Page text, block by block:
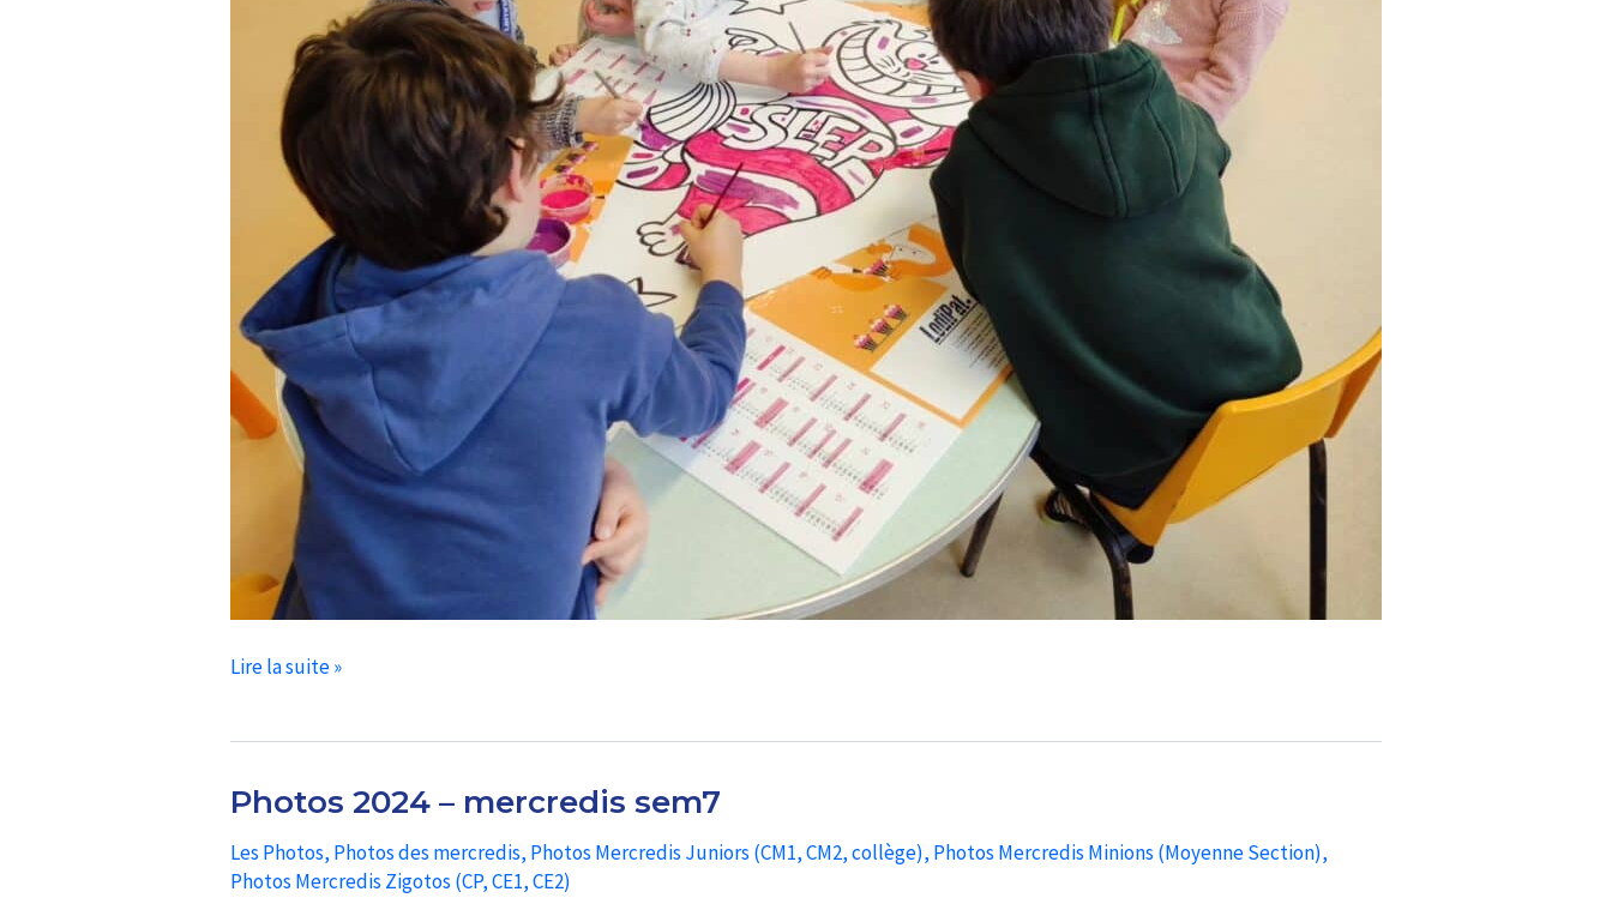
Photo
12
Lire la suite »
Photos 2024 – mercredis sem7
Les Photos, Photos des mercredis, Photos Mercredis Juniors (CM1, CM2, collège), Photos Mercredis Minions (Moyenne Section),
Photos Mercredis Zigotos (CP, CE1, CE2)